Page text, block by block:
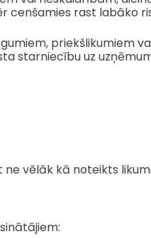
cenšamies rast labāko
priekšlikumiem
starniecību uz
vēlāk kā noteikts